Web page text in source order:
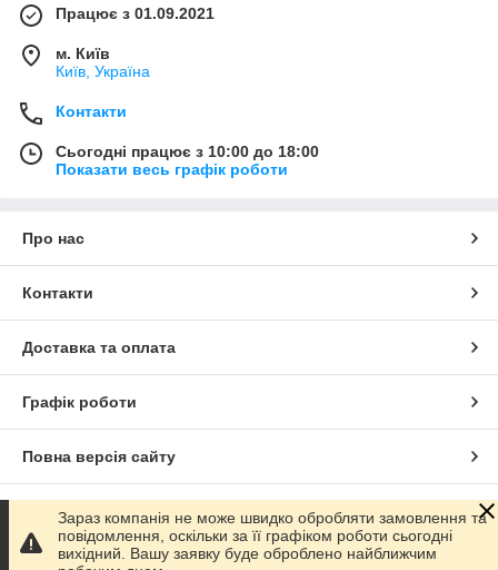
Працює з 01.09.2021
м. Київ
Київ, Україна
Контакти
Сьогодні працює з 10:00 до 18:00
Показати весь графік роботи
Про нас
Контакти
Доставка та оплата
Графік роботи
Повна версія сайту
Сайт створено на маркетплейсі Prom.ua
Політика конфіденційності
Зараз компанія не може швидко обробляти замовлення та
повідомлення, оскільки за її графіком роботи сьогодні
вихідний. Вашу заявку буде оброблено найближчим